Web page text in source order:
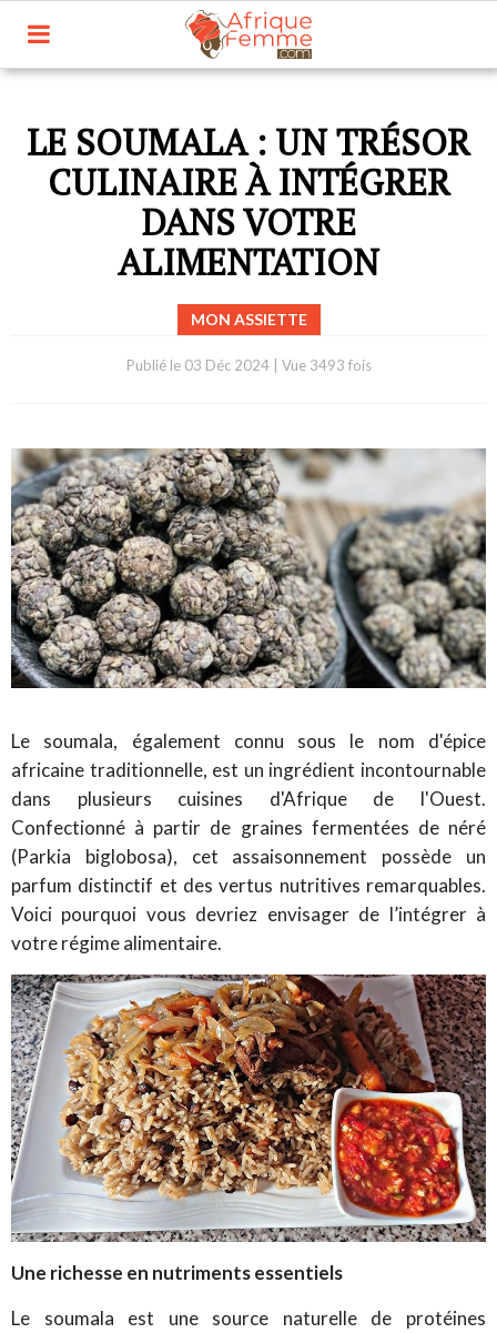
LE SOUMALA : UN TRÉSOR
CULINAIRE À INTÉGRER
DANS VOTRE
ALIMENTATION
MON ASSIETTE
Publié le 03 Déc 2024| Vue 3493 fois
Le soumala, également connu sous le nom d'épice
africaine traditionnelle, est un ingrédient incontournable
dans plusieurs cuisines d'Afrique de l'Ouest.
Confectionné à partir de graines fermentées de néré
(Parkia biglobosa), cet assaisonnement possède un
parfum distinctif et des vertus nutritives remarquables.
Voici pourquoi vous devriez envisager de l’intégrer à
votre régime alimentaire.
Une richesse en nutriments essentiels
Le soumala est une source naturelle de protéines